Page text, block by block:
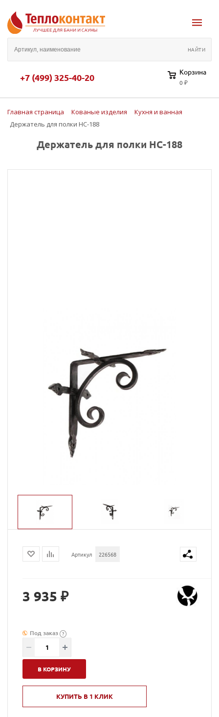
+7 (499) 325-40-20 Корзина
0 ₽
Главная страница Кованые изделия
Кухня и ванная
Держатель для полки HC-188
Держатель для полки HC-188
Артикул 226568
3 935 ₽
Под заказ ?
В КОРЗИНУ
КУПИТЬ В 1 КЛИК